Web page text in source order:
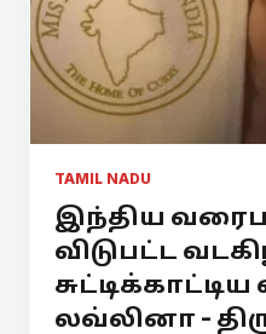
TAMIL NADU
இந்திய
விடுபட்ட
லவ்லினா -